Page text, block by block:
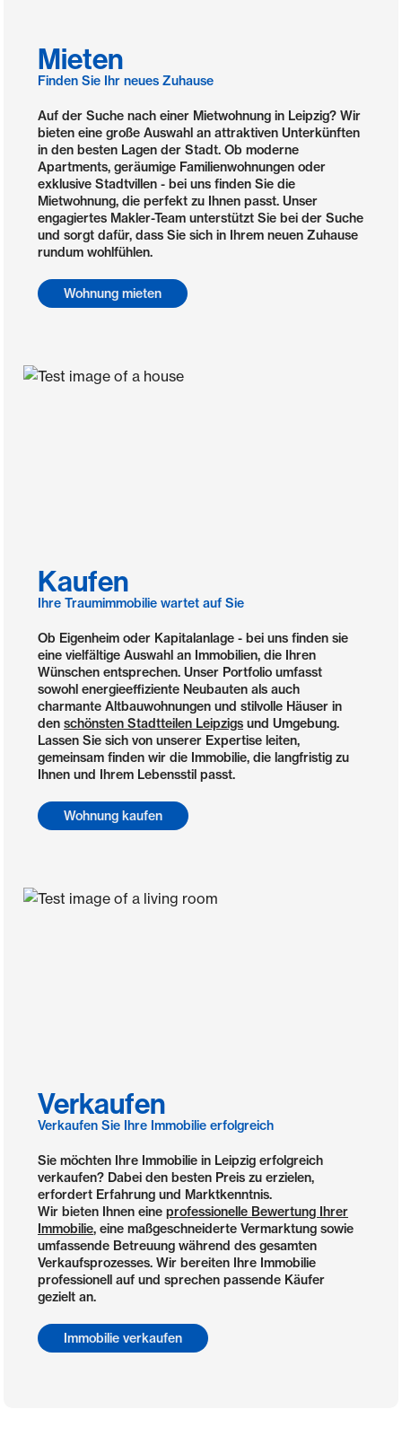
Mieten
Finden Sie Ihr neues Zuhause
Auf der Suche nach einer Mietwohnung in Leipzig? Wir
bieten eine große Auswahl an attraktiven Unterkünften
in den besten Lagen der Stadt. Ob moderne
Apartments, geräumige Familienwohnungen oder
exklusive Stadtvillen - bei uns finden Sie die
Mietwohnung, die perfekt zu Ihnen passt. Unser
engagiertes Makler-Team unterstützt Sie bei der Suche
und sorgt dafür, dass Sie sich in Ihrem neuen Zuhause
rundum wohlfühlen.
Wohnung mieten
Kaufen
Ihre Traumimmobilie wartet auf Sie
Ob Eigenheim oder Kapitalanlage - bei uns finden sie
eine vielfältige Auswahl an Immobilien, die Ihren
Wünschen entsprechen. Unser Portfolio umfasst
sowohl energieeffiziente Neubauten als auch
charmante Altbauwohnungen und stilvolle Häuser in
den schönsten Stadtteilen Leipzigs und Umgebung.
Lassen Sie sich von unserer Expertise leiten,
gemeinsam finden wir die Immobilie, die langfristig zu
Ihnen und Ihrem Lebensstil passt.
Wohnung kaufen
Verkaufen
Verkaufen Sie Ihre Immobilie erfolgreich
Sie möchten Ihre Immobilie in Leipzig erfolgreich
verkaufen? Dabei den besten Preis zu erzielen,
erfordert Erfahrung und Marktkenntnis.
Wir bieten Ihnen eine professionelle Bewertung Ihrer
Immobilie, eine maßgeschneiderte Vermarktung sowie
umfassende Betreuung während des gesamten
Verkaufsprozesses. Wir bereiten Ihre Immobilie
professionell auf und sprechen passende Käufer
gezielt an.
Immobilie verkaufen